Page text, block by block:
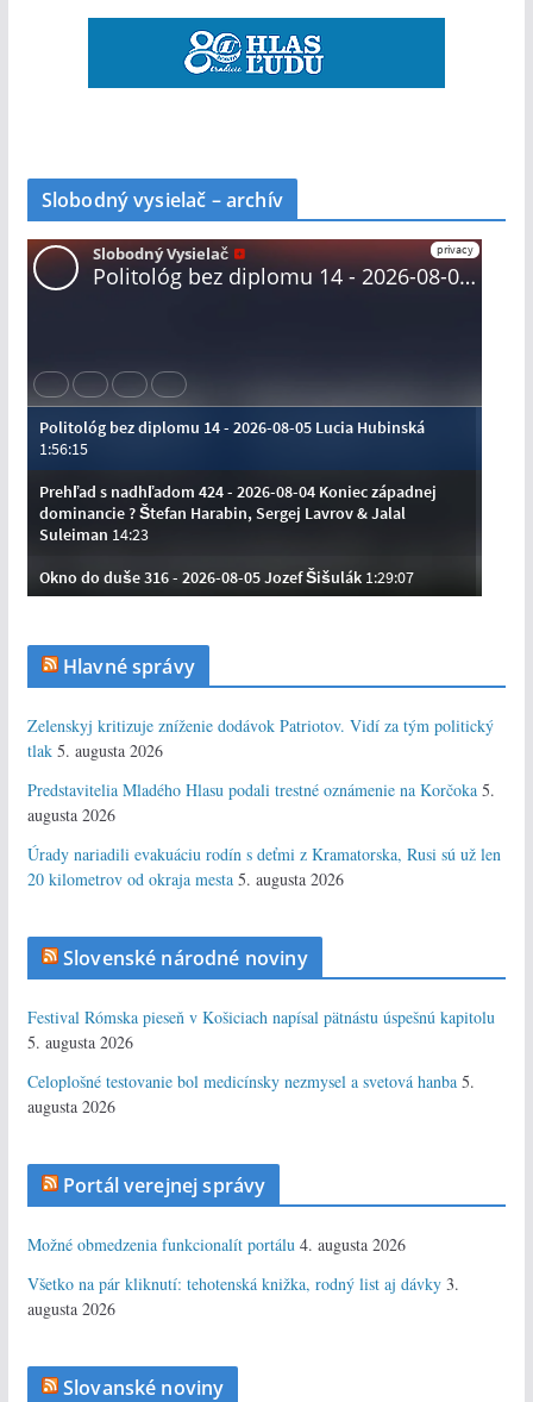
Slobodný vysielač – archív
Hlavné správy
Zelenskyj kritizuje zníženie dodávok Patriotov. Vidí za tým politický
tlak 5. augusta 2026
Predstavitelia Mladého Hlasu podali trestné oznámenie na Korčoka 5.
augusta 2026
Úrady nariadili evakuáciu rodín s deťmi z Kramatorska, Rusi sú už len
20 kilometrov od okraja mesta 5. augusta 2026
Slovenské národné noviny
Festival Rómska pieseň v Košiciach napísal pätnástu úspešnú kapitolu
5. augusta 2026
Celoplošné testovanie bol medicínsky nezmysel a svetová hanba 5.
augusta 2026
Portál verejnej správy
Možné obmedzenia funkcionalít portálu 4. augusta 2026
Všetko na pár kliknutí: tehotenská knižka, rodný list aj dávky 3.
augusta 2026
Slovanské noviny